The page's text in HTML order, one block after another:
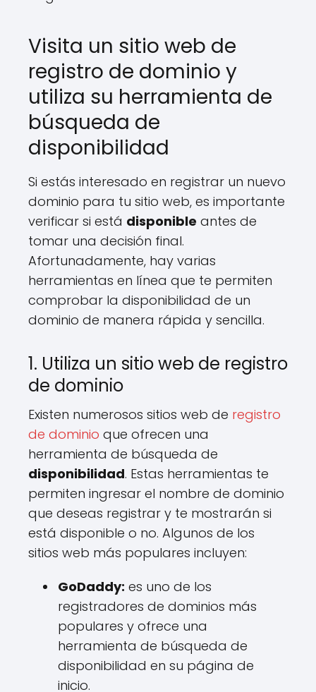
Visita un sitio web de
registro de dominio y
utiliza su herramienta de
búsqueda de
disponibilidad
Si estás interesado en registrar un nuevo
dominio para tu sitio web, es importante
verificar si está disponible antes de
tomar una decisión final.
Afortunadamente, hay varias
herramientas en línea que te permiten
comprobar la disponibilidad de un
dominio de manera rápida y sencilla.
1. Utiliza un sitio web de registro
de dominio
Existen numerosos sitios web de registro
de dominio que ofrecen una
herramienta de búsqueda de
disponibilidad. Estas herramientas te
permiten ingresar el nombre de dominio
que deseas registrar y te mostrarán si
está disponible o no. Algunos de los
sitios web más populares incluyen:
GoDaddy: es uno de los
registradores de dominios más
populares y ofrece una
herramienta de búsqueda de
disponibilidad en su página de
inicio.